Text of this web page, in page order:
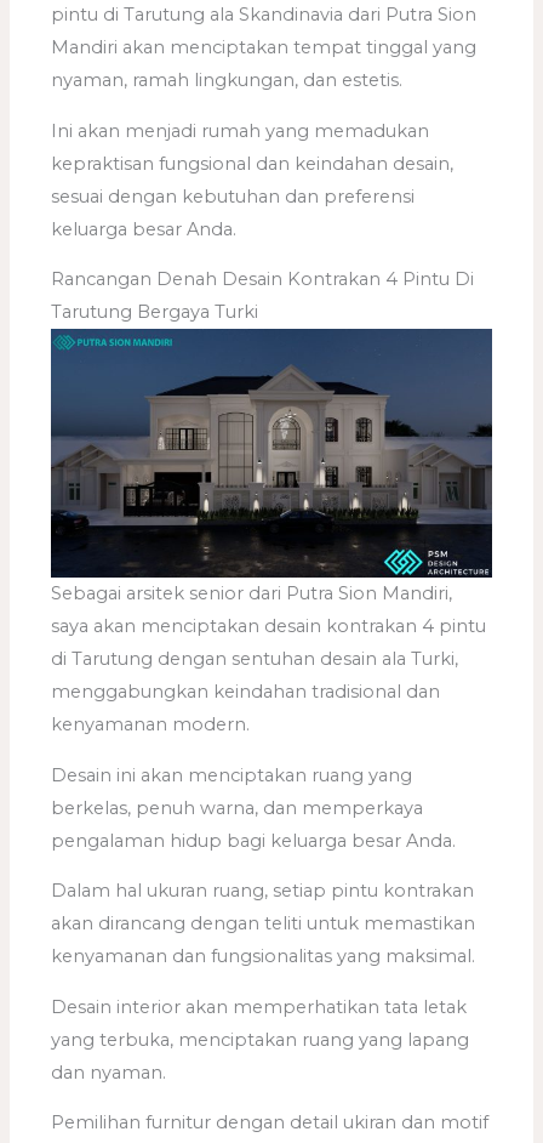
pintu di Tarutung ala Skandinavia dari Putra Sion
Mandiri akan menciptakan tempat tinggal yang
nyaman, ramah lingkungan, dan estetis.
Ini akan menjadi rumah yang memadukan
kepraktisan fungsional dan keindahan desain,
sesuai dengan kebutuhan dan preferensi
keluarga besar Anda.
Rancangan Denah Desain Kontrakan 4 Pintu Di
Tarutung Bergaya Turki
Sebagai arsitek senior dari Putra Sion Mandiri,
saya akan menciptakan desain kontrakan 4 pintu
di Tarutung dengan sentuhan desain ala Turki,
menggabungkan keindahan tradisional dan
kenyamanan modern.
Desain ini akan menciptakan ruang yang
berkelas, penuh warna, dan memperkaya
pengalaman hidup bagi keluarga besar Anda.
Dalam hal ukuran ruang, setiap pintu kontrakan
akan dirancang dengan teliti untuk memastikan
kenyamanan dan fungsionalitas yang maksimal.
Desain interior akan memperhatikan tata letak
yang terbuka, menciptakan ruang yang lapang
dan nyaman.
Pemilihan furnitur dengan detail ukiran dan motif